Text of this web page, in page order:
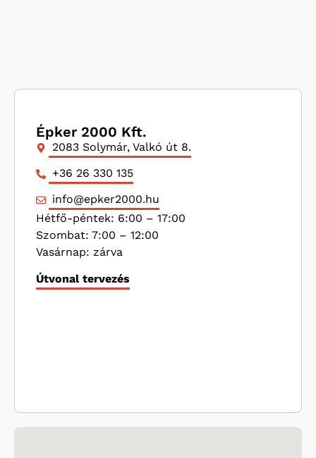
Épker 2000 Kft.
2083 Solymár, Valkó út 8.
+36 26 330 135
info@epker2000.hu
Hétfő-péntek: 6:00 – 17:00
Szombat: 7:00 – 12:00
Vasárnap: zárva
Útvonal tervezés